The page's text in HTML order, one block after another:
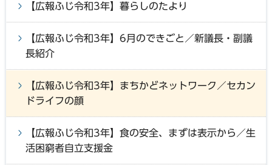
【広報ふじ令和3年】暮らしのたより
【広報ふじ令和3年】6月のできごと／新議長・副議
長紹介
【広報ふじ令和3年】まちかどネットワーク／セカン
ドライフの顔
【広報ふじ令和3年】食の安全、まずは表示から／生
活困窮者自立支援金